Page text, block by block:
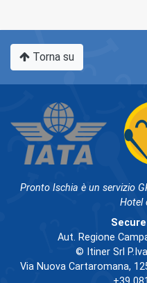
Torna su
Pronto Ischia è un servizio
Hotel
Secure
Aut. Regione
© Itiner Srl
Via Nuova Cartaromana,